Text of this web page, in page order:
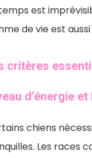
est
de vie est
critères
d’énergie
chiens
Les races